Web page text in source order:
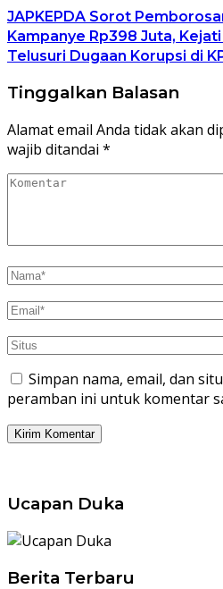
JAPKEPDA Sorot
Kampanye Rp398 Juta,
Telusuri Dugaan Korupsi di
Tinggalkan Balasan
Alamat email Anda tidak akan
wajib ditandai *
Simpan nama, email, dan
peramban ini untuk komentar
Ucapan Duka
Berita Terbaru